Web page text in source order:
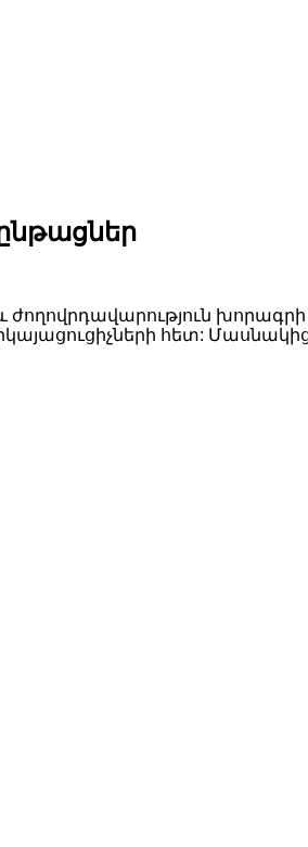
ժողովրդավարություն
հետ: